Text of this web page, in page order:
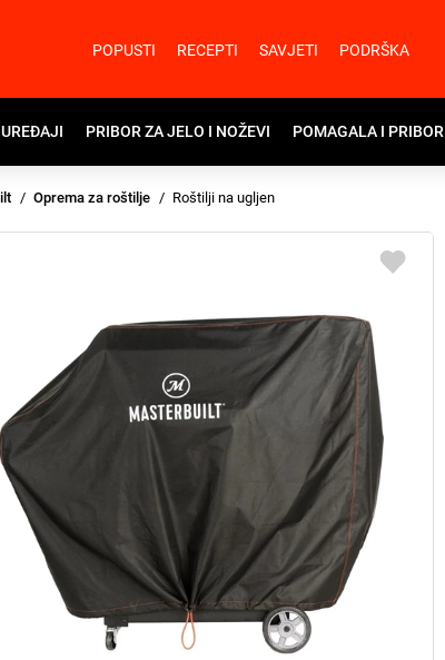
POPUSTI RECEPTI SAVJETI PODRŠKA
UREĐAJI PRIBOR ZA JELO I NOŽEVI POMAGALA I PRIBOR
Oprema za roštilje Roštilji na ugljen